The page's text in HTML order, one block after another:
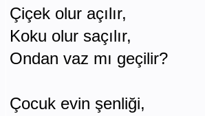
Çiçek olur açılır,
Koku olur saçılır,
Ondan vaz mı geçilir?
Çocuk evin şenliği,